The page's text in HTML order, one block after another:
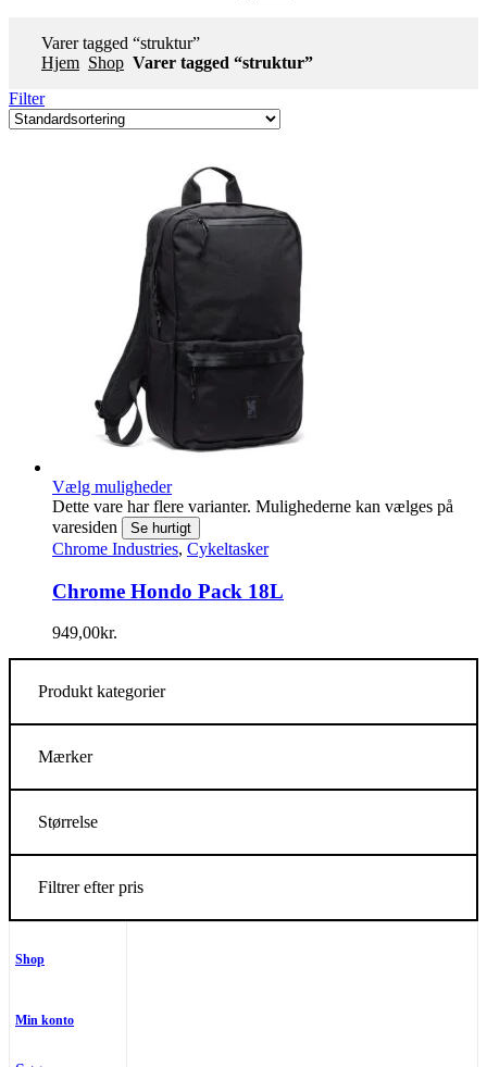
Varer tagged “struktur”
Hjem Shop Varer tagged “struktur”
Filter
Vælg muligheder
Dette vare har flere varianter. Mulighederne kan vælges på
varesiden
Se hurtigt
Chrome Industries, Cykeltasker
Chrome Hondo Pack 18L
949,00kr.
Produkt kategorier
Mærker
Størrelse
Filtrer efter pris
Shop
Min konto